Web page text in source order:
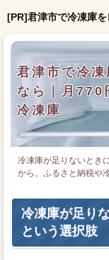
[PR]君津市で冷凍庫
君津市で冷
なら｜月770
冷凍庫
冷凍庫が足りないとき
から。ふるさと納税や
冷凍庫が足り
という選択肢